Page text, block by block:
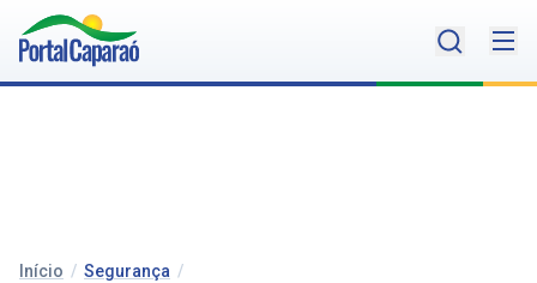
Início / Segurança /